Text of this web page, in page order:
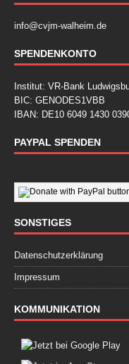
info@cvjm-walheim.de
SPENDENKONTO
Institut: VR-Bank
BIC: GENODES1VBB
IBAN: DE10 6049 1430
PAYPAL SPENDEN
SONSTIGES
Datenschutzerklärung
Impressum
KOMMUNIKATION